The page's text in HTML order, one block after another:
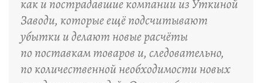
как и пострадавшие компании из Уткиной
Заводи, которые ещё подсчитывают
убытки и делают новые расчёты
по поставкам товаров и, следовательно,
по количественной необходимости новых